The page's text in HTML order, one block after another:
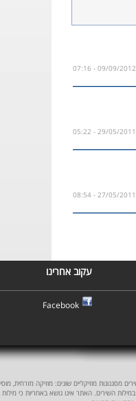
09/09/2012 - 07:16
29/05/2011 - 05:22
27/05/2011 - 08:54
עקוב אחרינו
Facebook
מסגנונות מוזיקליים שונים: מוזיקה מזרחית,
השירים. האתר אינו נושא באחריות כי